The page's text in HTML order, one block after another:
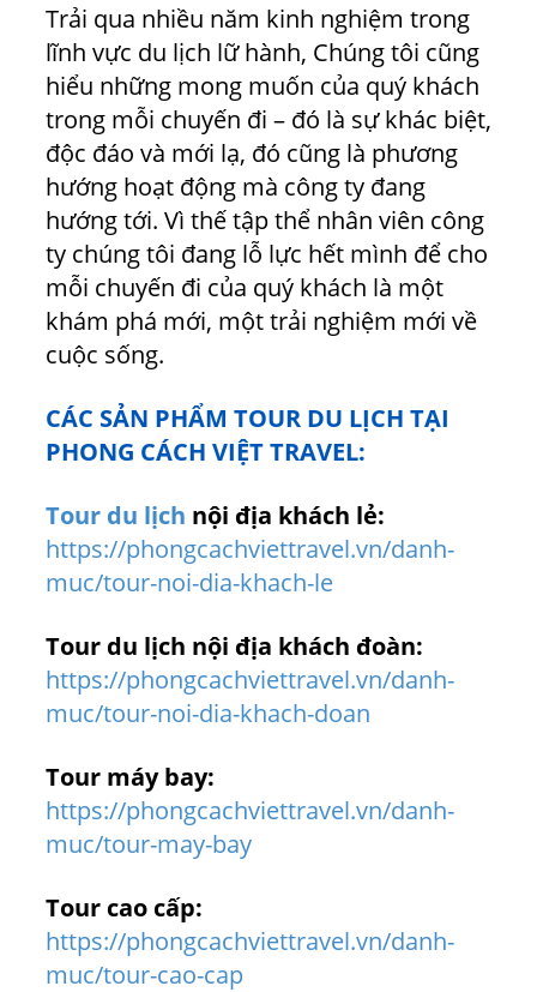
Trải qua nhiều năm kinh nghiệm trong
lĩnh vực du lịch lữ hành, Chúng tôi cũng
hiểu những mong muốn của quý khách
trong mỗi chuyến đi – đó là sự khác biệt,
độc đáo và mới lạ, đó cũng là phương
hướng hoạt động mà công ty đang
hướng tới. Vì thế tập thể nhân viên công
ty chúng tôi đang lỗ lực hết mình để cho
mỗi chuyến đi của quý khách là một
khám phá mới, một trải nghiệm mới về
cuộc sống.
CÁC SẢN PHẨM TOUR DU LỊCH TẠI
PHONG CÁCH VIỆT TRAVEL:
Tour du lịch nội địa khách lẻ:
https://phongcachviettravel.vn/danh-
muc/tour-noi-dia-khach-le
Tour du lịch nội địa khách đoàn:
https://phongcachviettravel.vn/danh-
muc/tour-noi-dia-khach-doan
Tour máy bay:
https://phongcachviettravel.vn/danh-
muc/tour-may-bay
Tour cao cấp:
https://phongcachviettravel.vn/danh-
muc/tour-cao-cap